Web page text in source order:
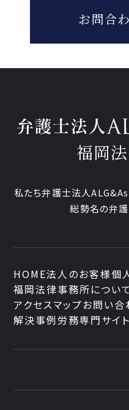
お問合
福岡
私たち弁護士法人
総勢名の弁
HOME法人のお客様個
福岡法律事務所について
アクセスマップお問い合
解決事例労務専門サイト